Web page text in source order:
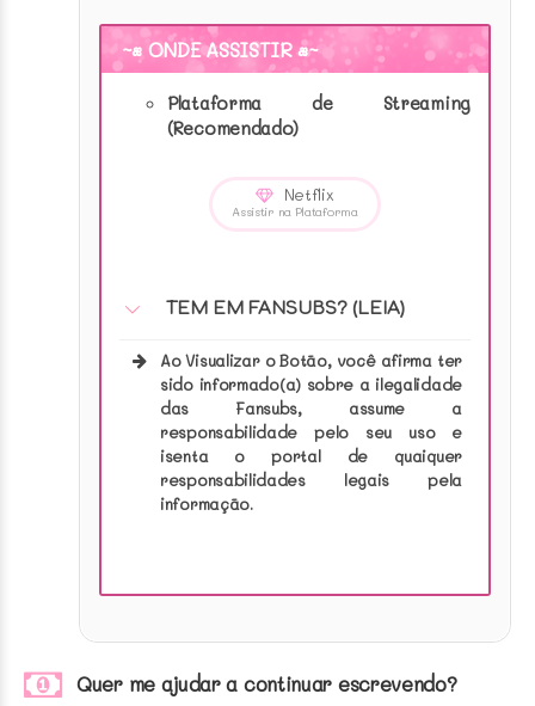
~• ONDE ASSISTIR •~
Plataforma de Streaming
(Recomendado)
Netflix
Assistir na Plataforma
TEM EM FANSUBS? (LEIA)
Ao Visualizar o Botão, você afirma ter
sido informado(a) sobre a ilegalidade
das Fansubs, assume a
responsabilidade pelo seu uso e
isenta o portal de quaiquer
responsabilidades legais pela
informação.
Quer me ajudar a continuar escrevendo?